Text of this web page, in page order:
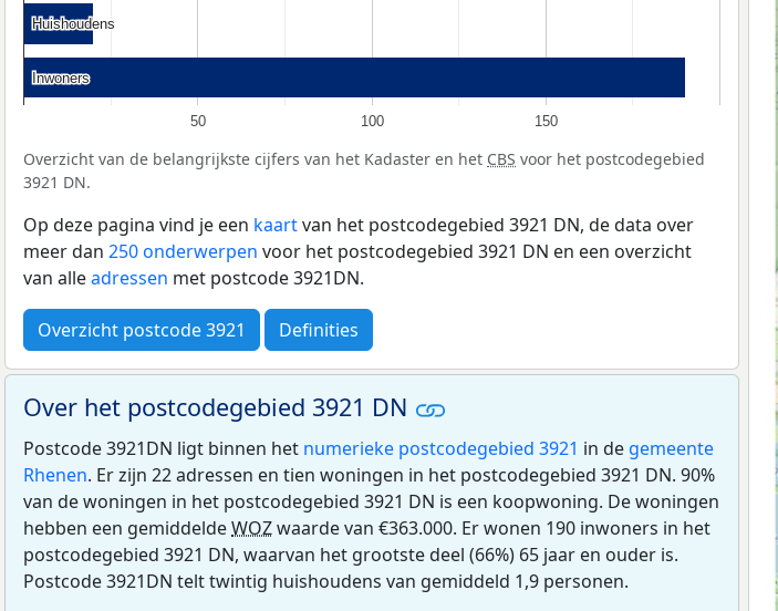
50 100 150
Huishoudens
Huishoudens
Inwoners
Inwoners
Overzicht van de belangrijkste cijfers van het Kadaster en het CBS voor het postcodegebied
3921 DN.
Op deze pagina vind je een kaartvan het postcodegebied 3921 DN, de data over
meer dan 250 onderwerpen voor het postcodegebied 3921 DN en een overzicht
van alleadressen met postcode 3921DN.
Overzicht postcode 3921 Definities
Over het postcodegebied 3921 DN
Postcode 3921DN ligt binnen het numerieke postcodegebied 3921 in de gemeente
Rhenen. Er zijn 22 adressen en tien woningen in het postcodegebied 3921 DN. 90%
van de woningen in het postcodegebied 3921 DN is een koopwoning. De woningen
hebben een gemiddeldeWOZwaarde van €363.000. Er wonen 190 inwoners in het
postcodegebied 3921 DN, waarvan het grootste deel (66%) 65 jaar en ouder is.
Postcode 3921DN telt twintig huishoudens van gemiddeld 1,9 personen.